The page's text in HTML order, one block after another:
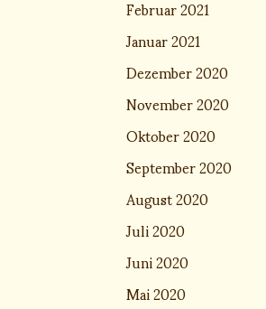
Februar 2021
Januar 2021
Dezember 2020
November 2020
Oktober 2020
September 2020
August 2020
Juli 2020
Juni 2020
Mai 2020